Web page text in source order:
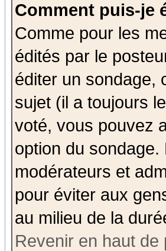
Comment puis-je
Comme pour les
édités par le
éditer un sondage,
sujet (il a toujours
voté, vous pouvez
option du
modérateurs et
pour éviter aux
au milieu de la
Revenir en haut de